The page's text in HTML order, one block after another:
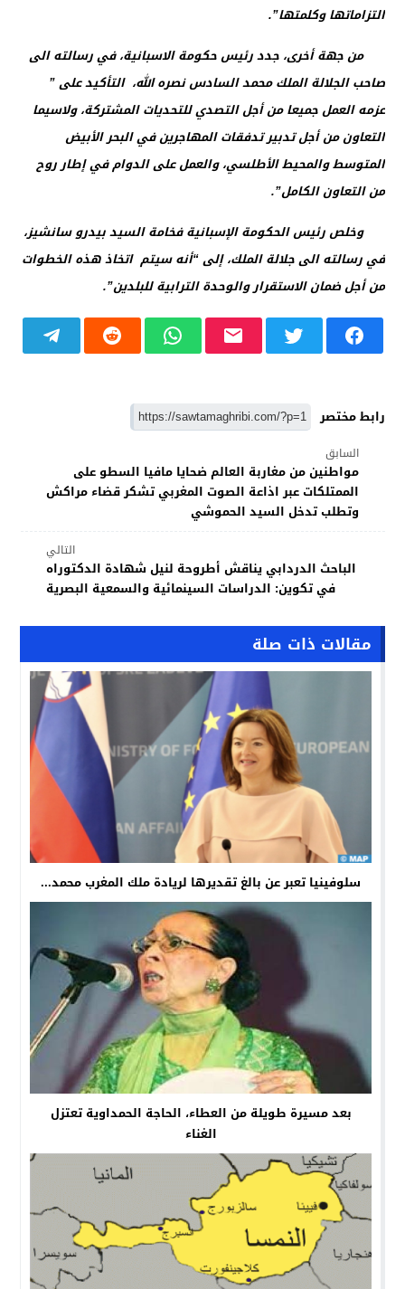
التزاماتها وكلمتها”.
من جهة أخرى، جدد رئيس حكومة الاسبانية، في رسالته الى
صاحب الجلالة الملك محمد السادس نصره الله، التأكيد على ”
عزمه العمل جميعا من أجل التصدي للتحديات المشتركة، ولاسيما
التعاون من أجل تدبير تدفقات المهاجرين في البحر الأبيض
المتوسط والمحيط الأطلسي، والعمل على الدوام في إطار روح
من التعاون الكامل”.
وخلص رئيس الحكومة الإسبانية فخامة السيد بيدرو سانشيز،
في رسالته الى جلالة الملك، إلى “أنه سيتم اتخاذ هذه الخطوات
من أجل ضمان الاستقرار والوحدة الترابية للبلدين”.
رابط مختصر
السابق
مواطنين من مغاربة العالم ضحايا مافيا السطو على
الممتلكات عبر اذاعة الصوت المغربي تشكر قضاء مراكش
وتطلب تدخل السيد الحموشي
التالي
الباحث الدردابي يناقش أطروحة لنيل شهادة الدكتوراه
في تكوين: الدراسات السينمائية والسمعية البصرية
مقالات ذات صلة
سلوفينيا تعبر عن بالغ تقديرها لريادة ملك المغرب محمد...
بعد مسيرة طويلة من العطاء، الحاجة الحمداوية تعتزل
الغناء